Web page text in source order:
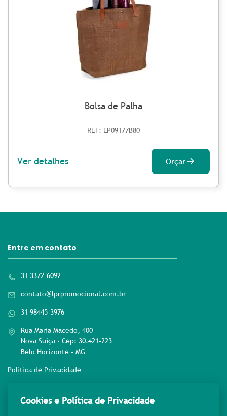
Bolsa de Palha
REF: LP09177B80
Ver detalhes Orçar
Entre em contato
31 3372-6092
contato@lprpromocional.com.br
31 98445-3976
Rua Maria Macedo, 400
Nova Suíça - Cep: 30.421-223
Belo Horizonte - MG
Política de Privacidade
Rede sociais
Cookies e Política de Privacidade